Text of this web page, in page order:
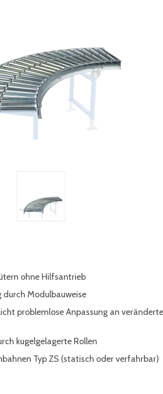
ohne Hilfsantrieb
Modulbauweise
problemlose Anpassung an veränderte
kugelgelagerte Rollen
Typ ZS (statisch oder verfahrbar)